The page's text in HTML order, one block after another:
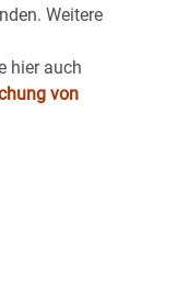
Weitere
hier auch
von